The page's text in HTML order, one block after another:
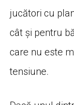
jucători cu
cât și pentru
care nu este
tensiune.